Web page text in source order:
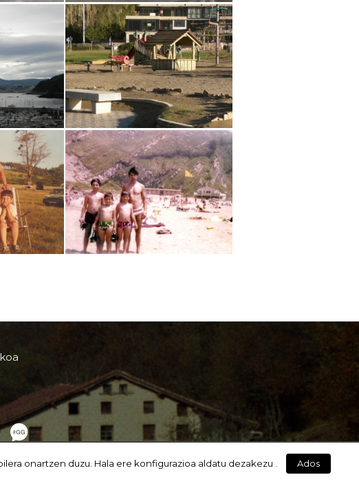
onartzen duzu. Hala ere konfigurazioa aldatu dezakezu .
Ados